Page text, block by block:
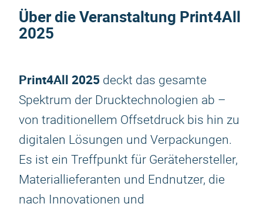
Über die Veranstaltung Print4All
2025
Print4All 2025 deckt das gesamte
Spektrum der Drucktechnologien ab –
von traditionellem Offsetdruck bis hin zu
digitalen Lösungen und Verpackungen.
Es ist ein Treffpunkt für Gerätehersteller,
Materiallieferanten und Endnutzer, die
nach Innovationen und